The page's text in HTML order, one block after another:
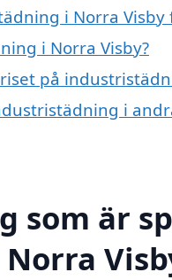
i Norra
i Norra Visby?
på
i
som är